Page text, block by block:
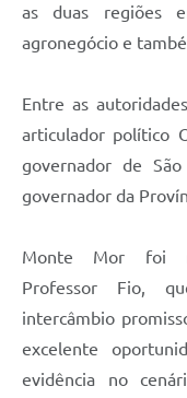
as duas regiões
agronegócio e
Entre as
articulador político
governador de
governador da
Monte Mor foi
Professor Fio,
intercâmbio
excelente
evidência no